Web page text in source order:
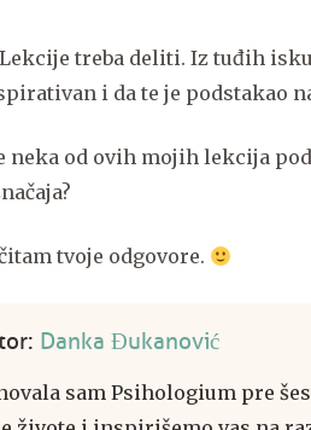
treba deliti. Iz tuđih
i da te je podstakao
neka od ovih mojih lekcija
tvoje odgovore.
Danka Đukanović
sam Psihologium pre